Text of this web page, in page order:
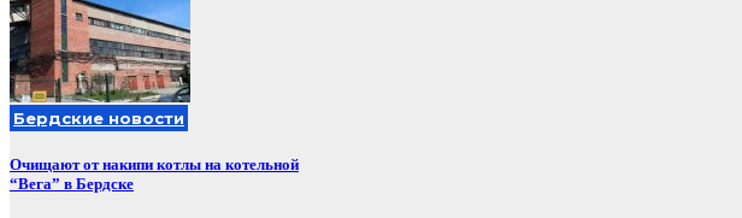
Бердские новости
Очищают от накипи котлы на котельной
“Вега” в Бердске